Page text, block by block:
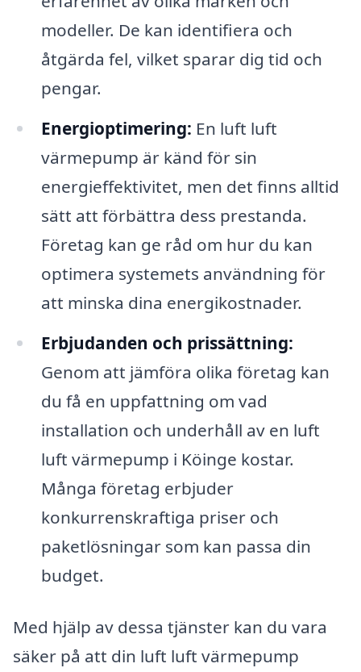
modeller. De kan identifiera och
åtgärda fel, vilket sparar dig tid och
pengar.
Energioptimering: En luft luft
värmepump är känd för sin
energieffektivitet, men det finns alltid
sätt att förbättra dess prestanda.
Företag kan ge råd om hur du kan
optimera systemets användning för
att minska dina energikostnader.
Erbjudanden och prissättning:
Genom att jämföra olika företag kan
du få en uppfattning om vad
installation och underhåll av en luft
luft värmepump i Köinge kostar.
Många företag erbjuder
konkurrenskraftiga priser och
paketlösningar som kan passa din
budget.
Med hjälp av dessa tjänster kan du vara
säker på att din luft luft värmepump